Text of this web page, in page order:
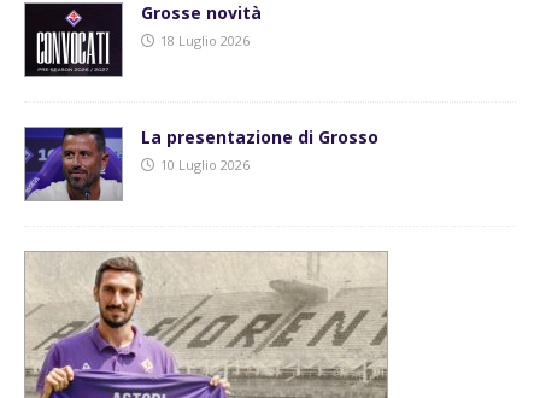
Grosse novità
18 Luglio 2026
La presentazione di Grosso
10 Luglio 2026